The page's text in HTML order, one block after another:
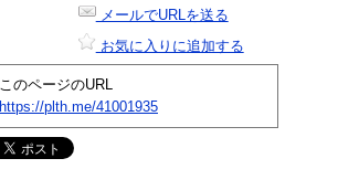
メールでURLを送る
お気に入りに追加する
このページのURL
https://plth.me/41001935